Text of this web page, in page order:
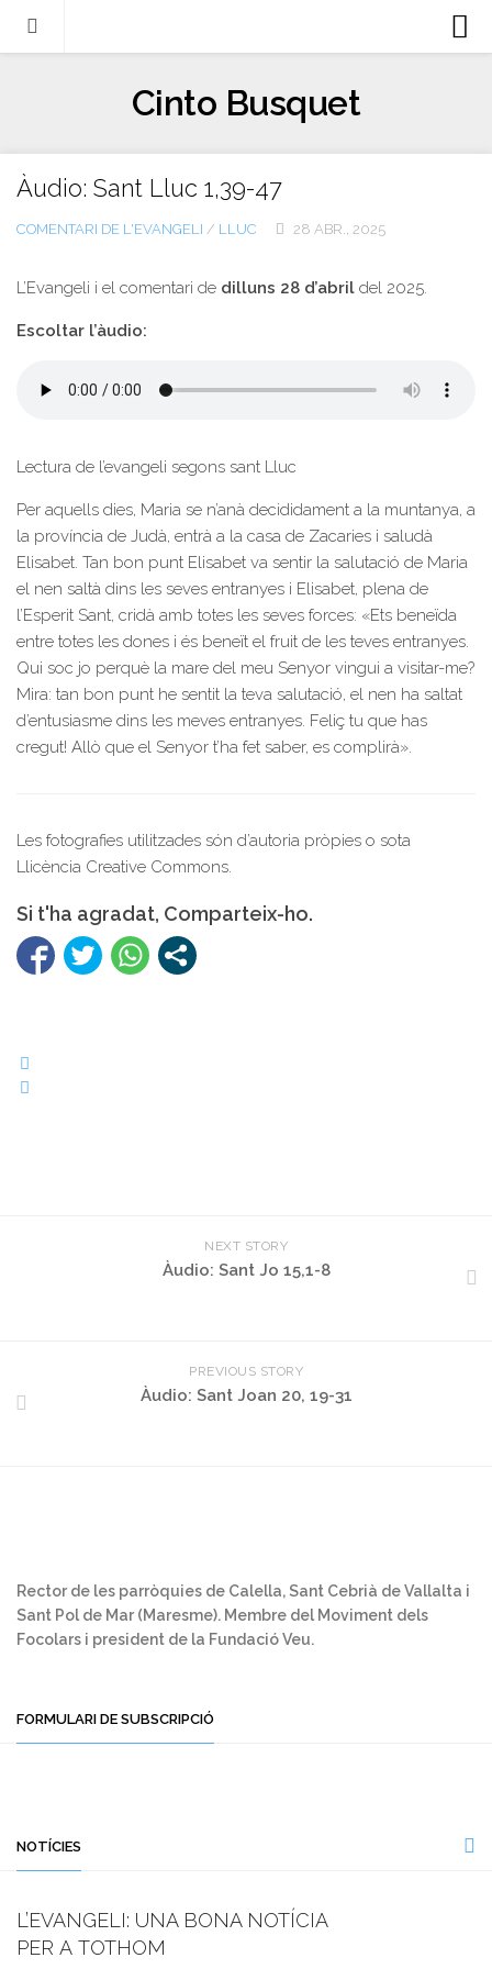
Llibres
Escrits-articles
Notícies
Contacte
Cinto Busquet
Àudio: Sant Lluc 1,39-47
COMENTARI DE L'EVANGELI / LLUC 28 ABR., 2025
L’Evangeli i el comentari de dilluns 28 d’abril del 2025.
Escoltar l’àudio:
Lectura de l’evangeli segons sant Lluc
Per aquells dies, Maria se n’anà decididament a la muntanya, a
la província de Judà, entrà a la casa de Zacaries i saludà
Elisabet. Tan bon punt Elisabet va sentir la salutació de Maria
el nen saltà dins les seves entranyes i Elisabet, plena de
l’Esperit Sant, cridà amb totes les seves forces: «Ets beneïda
entre totes les dones i és beneït el fruit de les teves entranyes.
Qui soc jo perquè la mare del meu Senyor vingui a visitar-me?
Mira: tan bon punt he sentit la teva salutació, el nen ha saltat
d’entusiasme dins les meves entranyes. Feliç tu que has
cregut! Allò que el Senyor t’ha fet saber, es complirà».
Les fotografies utilitzades són d’autoria pròpies o sota
Llicència Creative Commons.
Si t'ha agradat, Comparteix-ho.
NEXT STORY
Àudio: Sant Jo 15,1-8
PREVIOUS STORY
Àudio: Sant Joan 20, 19-31
Rector de les parròquies de Calella, Sant Cebrià de Vallalta i
Sant Pol de Mar (Maresme). Membre del Moviment dels
Focolars i president de la Fundació Veu.
FORMULARI DE SUBSCRIPCIÓ
NOTÍCIES
L’EVANGELI: UNA BONA NOTÍCIA
PER A TOTHOM